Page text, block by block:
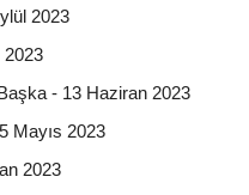
2023
2023
- 13 Haziran 2023
Mayıs 2023
2023